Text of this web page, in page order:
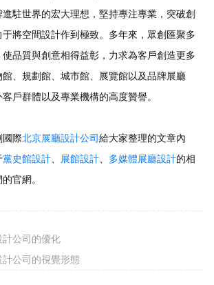
駐世界的宏大理想，堅持專注專業，突破創
將空間設計作到極致。多年來，眾創匯聚多
品質與創意相得益彰，力求為客戶創造更多
、規劃館、城市館、展覽館以及品牌展廳
戶群體以及專業機構的高度贊譽。
際北京展廳設計公司給大家整理的文章內
黨史館設計 展館設計 多媒體展廳設計的相
官網。
計公司的優化
公司的視覺形態